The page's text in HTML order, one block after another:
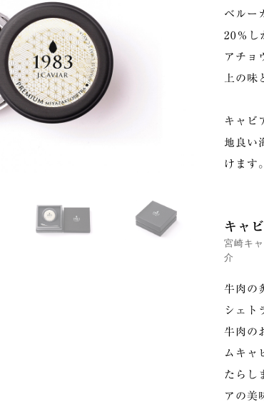
ベルー
20％し
アチョ
上の味
キャビ
地良い
けます。
キャ
宮崎キ
介
牛肉の
シェト
牛肉の
ムキャ
たらし
アの美